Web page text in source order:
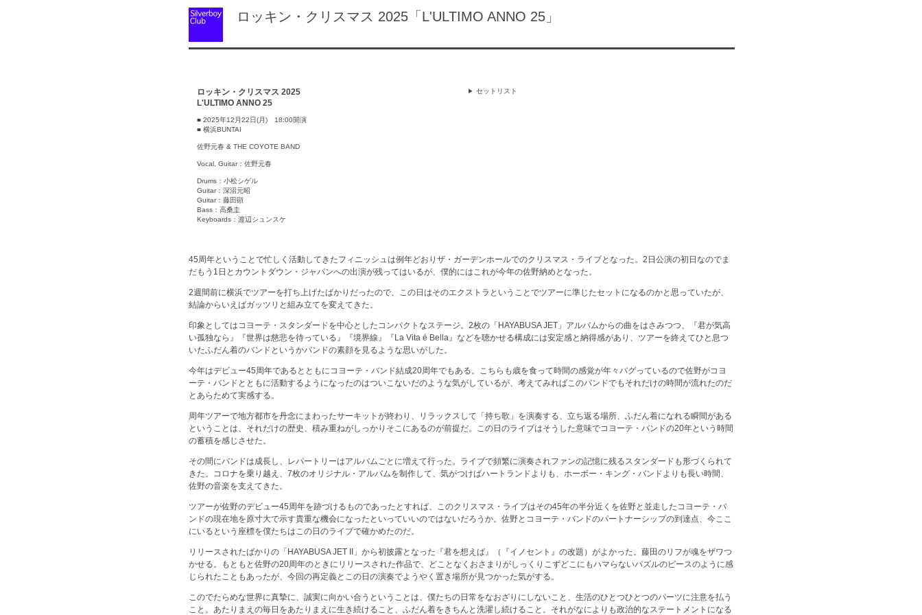
ロッキン・クリスマス 2025「L'ULTIMO ANNO 25」
ロッキン・クリスマス 2025
L'ULTIMO ANNO 25
■ 2025年12月22日(月) 18:00開演
■ 横浜BUNTAI
佐野元春 & THE COYOTE BAND
Vocal, Guitar：佐野元春
Drums：小松シゲル
Guitar：深沼元昭
Guitar：藤田顕
Bass：高桑圭
Keyboards：渡辺シュンスケ
セットリスト
45周年ということで忙しく活動してきたフィニッシュは例年どおりザ・ガーデンホールでのクリスマス・ライブとなった。2日公演の初日なのでま
だもう1日とカウントダウン・ジャパンへの出演が残ってはいるが、僕的にはこれが今年の佐野納めとなった。
2週間前に横浜でツアーを打ち上げたばかりだったので、この日はそのエクストラということでツアーに準じたセットになるのかと思っていたが、
結論からいえばガッツリと組み立てを変えてきた。
印象としてはコヨーテ・スタンダードを中心としたコンパクトなステージ。2枚の「HAYABUSA JET」アルバムからの曲をはさみつつ、『君が気高
い孤独なら』『世界は慈悲を待っている』『境界線』『La Vita é Bella』などを聴かせる構成には安定感と納得感があり、ツアーを終えてひと息つ
いたふだん着のバンドというかバンドの素顔を見るような思いがした。
今年はデビュー45周年であるとともにコヨーテ・バンド結成20周年でもある。こちらも歳を食って時間の感覚が年々バグっているので佐野がコヨ
ーテ・バンドとともに活動するようになったのはついこないだのような気がしているが、考えてみればこのバンドでもそれだけの時間が流れたのだ
とあらためて実感する。
周年ツアーで地方都市を丹念にまわったサーキットが終わり、リラックスして「持ち歌」を演奏する、立ち返る場所、ふだん着になれる瞬間がある
ということは、それだけの歴史、積み重ねがしっかりそこにあるのが前提だ。この日のライブはそうした意味でコヨーテ・バンドの20年という時間
の蓄積を感じさせた。
その間にバンドは成長し、レパートリーはアルバムごとに増えて行った。ライブで頻繁に演奏されファンの記憶に残るスタンダードも形づくられて
きた。コロナを乗り越え、7枚のオリジナル・アルバムを制作して、気がつけばハートランドよりも、ホーボー・キング・バンドよりも長い時間、
佐野の音楽を支えてきた。
ツアーが佐野のデビュー45周年を跡づけるものであったとすれば、このクリスマス・ライブはその45年の半分近くを佐野と並走したコヨーテ・バ
ンドの現在地を原寸大で示す貴重な機会になったといっていいのではないだろうか。佐野とコヨーテ・バンドのパートナーシップの到達点、今ここ
にいるという座標を僕たちはこの日のライブで確かめたのだ。
リリースされたばかりの「HAYABUSA JET II」から初披露となった『君を想えば』（『イノセント』の改題）がよかった。藤田のリフが魂をザワつ
かせる。もともと佐野の20周年のときにリリースされた作品で、どことなくおさまりがしっくりこずどこにもハマらないパズルのピースのように感
じられたこともあったが、今回の再定義とこの日の演奏でようやく置き場所が見つかった気がする。
このでたらめな世界に真摯に、誠実に向かい合うということは、僕たちの日常をなおざりにしないこと、生活のひとつひとつのパーツに注意を払う
こと。あたりまえの毎日をあたりまえに生き続けること、ふだん着をきちんと洗濯し続けること。それがなによりも政治的なステートメントになる